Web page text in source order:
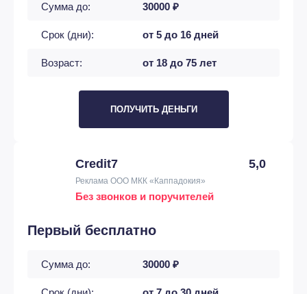
Сумма до: 30000 ₽
Срок (дни): от 5 до 16 дней
Возраст: от 18 до 75 лет
ПОЛУЧИТЬ ДЕНЬГИ
Credit7 5,0
Реклама ООО МКК «Каппадокия»
Без звонков и поручителей
Первый бесплатно
Сумма до: 30000 ₽